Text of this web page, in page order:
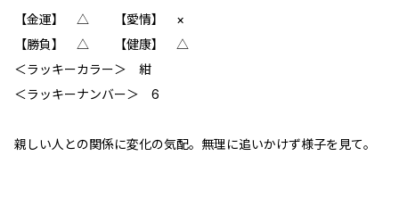
【金運】 △ 【愛情】 ×
【勝負】 △ 【健康】 △
＜ラッキーカラー＞ 紺
＜ラッキーナンバー＞ 6
親しい人との関係に変化の気配。無理に追いかけず様子を見て。